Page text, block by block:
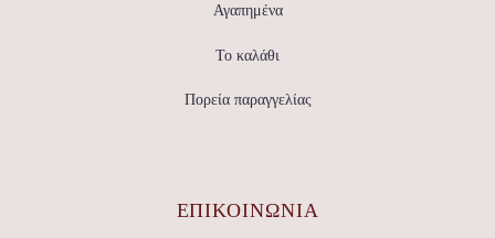
Αγαπημένα
Το καλάθι
Πορεία παραγγελίας
ΕΠΙΚΟΙΝΩΝΊΑ